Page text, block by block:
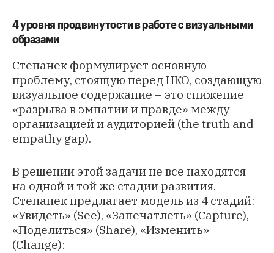
4 уровня продвинутости в работе с визуальными
образами
Степанек формулирует основную
проблему, стоящую перед НКО, создающую
визуальное содержание – это снижение
«разрыва в эмпатии и правде» между
организацией и аудиторией (the truth and
empathy gap).
В решении этой задачи не все находятся
на одной и той же стадии развития.
Степанек предлагает модель из 4 стадий:
«Увидеть» (See), «Запечатлеть» (Capture),
«Поделиться» (Share), «Изменить»
(Change):